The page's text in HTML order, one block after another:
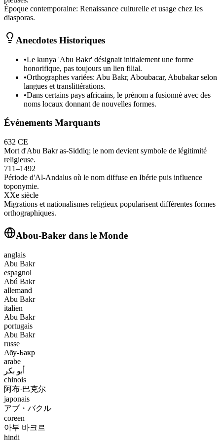
Époque contemporaine: Renaissance culturelle et usage chez les
diasporas.
Anecdotes Historiques
•Le kunya 'Abu Bakr' désignait initialement une forme
honorifique, pas toujours un lien filial.
•Orthographes variées: Abu Bakr, Aboubacar, Abubakar selon
langues et translittérations.
•Dans certains pays africains, le prénom a fusionné avec des
noms locaux donnant de nouvelles formes.
Événements Marquants
632 CE
Mort d'Abu Bakr as-Siddiq; le nom devient symbole de légitimité
religieuse.
711–1492
Période d'Al-Andalus où le nom diffuse en Ibérie puis influence
toponymie.
XXe siècle
Migrations et nationalismes religieux popularisent différentes formes
orthographiques.
Abou-Baker dans le Monde
anglais
Abu Bakr
espagnol
Abú Bakr
allemand
Abu Bakr
italien
Abu Bakr
portugais
Abu Bakr
russe
Абу-Бакр
arabe
أبو بكر
chinois
阿布·巴克尔
japonais
アブ・バクル
coreen
아부 바크르
hindi